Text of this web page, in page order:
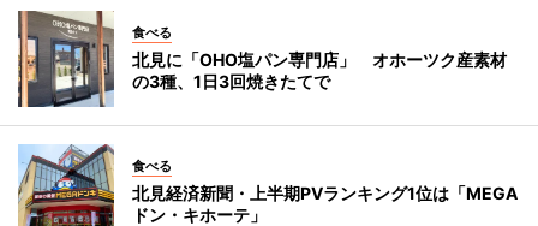
食べる
北見に「OHO塩パン専門店」 オホーツク産素材
の3種、1日3回焼きたてで
食べる
北見経済新聞・上半期PVランキング1位は「MEGA
ドン・キホーテ」